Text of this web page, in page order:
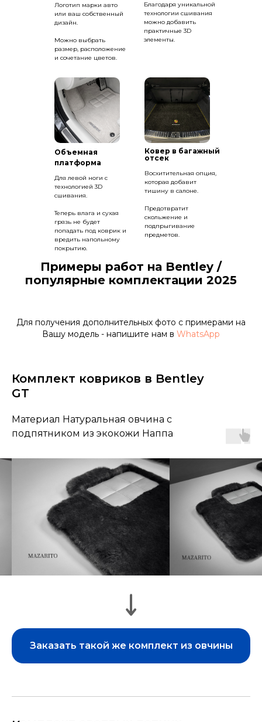
Благодаря уникальной
технологии сшивания
можно добавить
практичные 3D
элементы.
Логотип марки авто
или ваш собственный
дизайн.
Можно выбрать
размер, расположение
и сочетание цветов.
Ковер в багажный
отсек
Восхитительная опция,
которая добавит
тишину в салоне.
Предотвратит
скольжение и
подпрыгивание
предметов.
Для левой ноги с
технологией 3D
сшивания.
Теперь влага и сухая
грязь не будет
попадать под коврик и
вредить напольному
покрытию.
Объемная
платформа
Примеры работ на Bentley /
популярные комплектации 2025
Для получения дополнительных фото с примерами на
Вашу модель - напишите нам в WhatsApp
Комплект ковриков в Bentley
GT
Материал Натуральная овчина с
подпятником из экокожи Наппа
Заказать такой же комплект из овчины